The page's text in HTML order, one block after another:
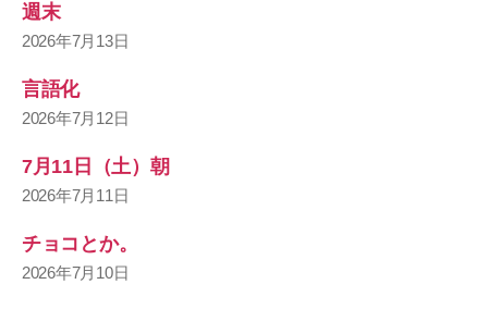
週末
2026年7月13日
言語化
2026年7月12日
7月11日（土）朝
2026年7月11日
チョコとか。
2026年7月10日